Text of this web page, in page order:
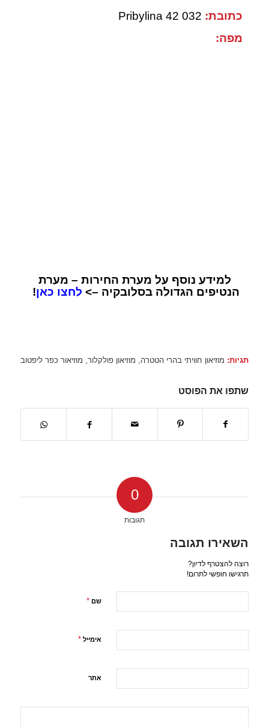
כתובת:
מפה:
למידע נוסף על מערת החירות – מערת
הנטיפים הגדולה בסלובקיה –> לחצו כאן!
תגיות: מוזיאון חוויתי בהרי הטטרה, מוזיאון פולקלור, מוזיאור כפר ליפטוב
שתפו את הפוסט
0
תגובות
השאירו תגובה
רוצה להצטרף לדיון?
תרגישו חופשי לתרום!
שם *
אימייל *
אתר